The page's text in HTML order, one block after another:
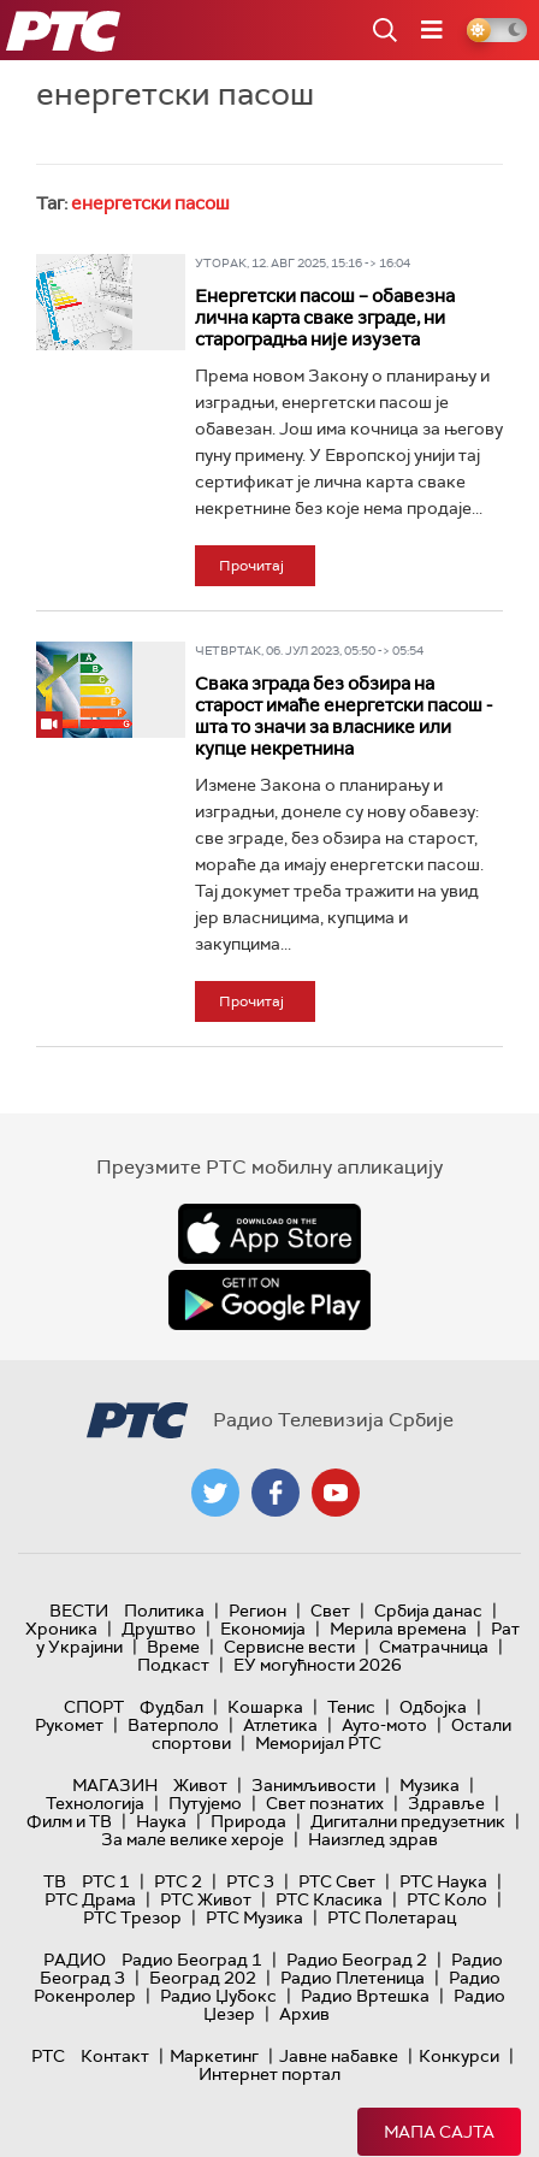
РТС
енергетски пасош
Таг:енергетски пасош
УТОРАК, 12. АВГ 2025, 15:16 -> 16:04
Енергетски пасош – обавезна
лична карта сваке зграде, ни
староградња није изузета
Према новом Закону о планирању и
изградњи, енергетски пасош је
обавезан. Још има кочница за његову
пуну примену. У Европској унији тај
сертификат је лична карта сваке
некретнине без које нема продаје...
Прочитај
ЧЕТВРТАК, 06. ЈУЛ 2023, 05:50 -> 05:54
Свака зграда без обзира на
старост имаће енергетски пасош -
шта то значи за власнике или
купце некретнина
Измене Закона о планирању и
изградњи, донеле су нову обавезу:
све зграде, без обзира на старост,
мораће да имају енергетски пасош.
Тај докумет треба тражити на увид
јер власницима, купцима и
закупцима...
Прочитај
Преузмите РТС мобилну апликацију
Радио Телевизија Србије
ВЕСТИ Политика | Регион | Свет | Србија данас |
Хроника | Друштво | Економија | Мерила времена | Рат
у Украјини | Време | Сервисне вести | Сматрачница |
Подкаст | ЕУ могућности 2026
СПОРТ
Фудбал | Кошарка | Тенис | Одбојка |
Рукомет | Ватерполо | Атлетика | Ауто-мото | Остали
спортови | Меморијал РТС
МАГАЗИН
Живот | Занимљивости | Музика |
Технологијa | Путујемо | Свет познатих | Здравље |
Филм и ТВ | Наука | Природа | Дигитални предузетник |
За мале велике хероје | Наизглед здрав
ТВ
РТС 1 | РТС 2 | РТС 3 | РТС Свет | РТС Наука |
РТС Драма | РТС Живот | РТС Класика | РТС Коло |
РТС Трезор | РТС Музика | РТС Полетарац
РАДИО
Радио Београд 1 | Радио Београд 2 | Радио
Београд 3 | Београд 202 | Радио Плетеница | Радио
Рокенролер | Радио Џубокс | Радио Вртешка | Радио
Џезер | Архив
РТС
Контакт | Маркетинг | Јавне набавке | Конкурси |
Интернет портал
МАПА САЈТА